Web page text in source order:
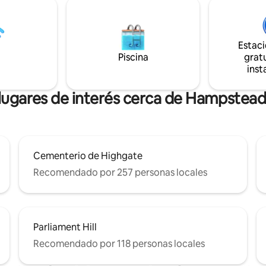
etc. Capacidad para 6
camas tamaño king, entrada
Base perfecta en
cena en el jardín de la terraza
este hermoso apartamento
equipado de Hampstead. Los
contemporáneos incluyen
gráficas coloridas, aplicaciones
Piscina
de interés cerca de
Cementerio de Highgate
Recomendado por 257 personas locales
Parliament Hill
Recomendado por 118 personas locales